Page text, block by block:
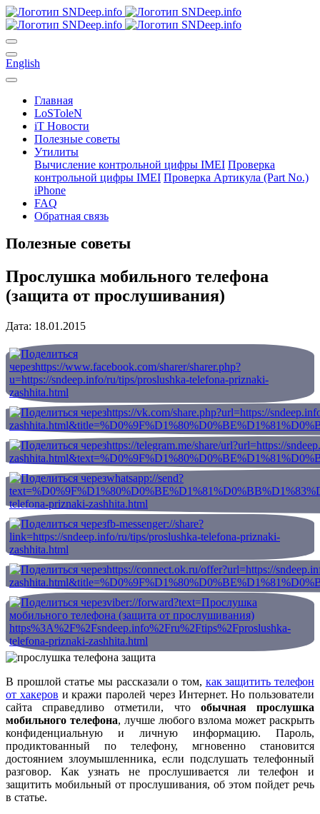
English
Главная
LoSToleN
iT Новости
Полезные советы
Утилиты
Вычисление контрольной цифры IMEI Проверка
контрольной цифры IMEI Проверка Артикула (Part No.)
iPhone
FAQ
Обратная связь
Полезные советы
Прослушка мобильного телефона
(защита от прослушивания)
Дата: 18.01.2015
В прошлой статье мы рассказали о том, как защитить телефон
от хакеров и кражи паролей через Интернет. Но пользователи
сайта справедливо отметили, что обычная прослушка
мобильного телефона, лучше любого взлома может раскрыть
конфиденциальную и личную информацию. Пароль,
продиктованный по телефону, мгновенно становится
достоянием злоумышленника, если подслушать телефонный
разговор. Как узнать не прослушивается ли телефон и
защитить мобильный от прослушивания, об этом пойдет речь
в статье.